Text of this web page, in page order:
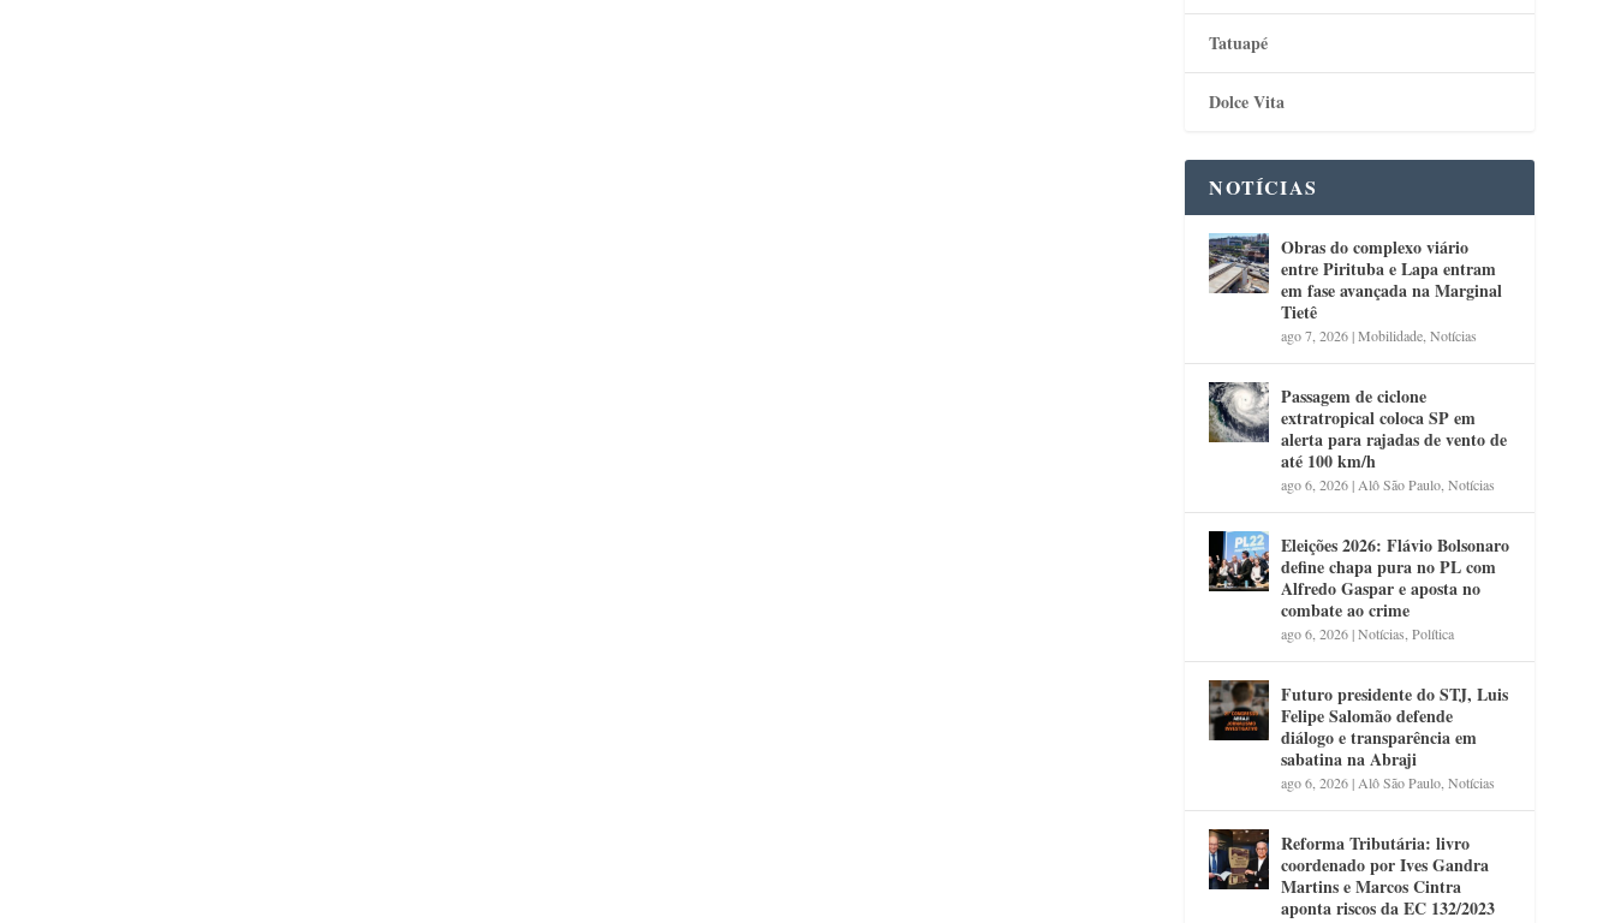
Tatuapé
Dolce Vita
NOTÍCIAS
Obras do complexo viário
entre Pirituba e Lapa entram
em fase avançada na Marginal
Tietê
ago 7, 2026|Mobilidade ,Notícias
Passagem de ciclone
extratropical coloca SP em
alerta para rajadas de vento de
até 100 km/h
ago 6, 2026| Alô São Paulo ,Notícias
Eleições 2026: Flávio Bolsonaro
define chapa pura no PL com
Alfredo Gaspar e aposta no
combate ao crime
ago 6, 2026|Notícias ,Política
Futuro presidente do STJ, Luis
Felipe Salomão defende
diálogo e transparência em
sabatina na Abraji
ago 6, 2026| Alô São Paulo ,Notícias
Reforma Tributária: livro
coordenado por Ives Gandra
Martins e Marcos Cintra
aponta riscos da EC 132/2023